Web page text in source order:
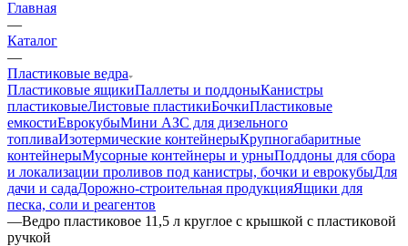
Главная
—
Каталог
—
Пластиковые ведра
Пластиковые ящикиПаллеты и поддоныКанистры
пластиковыеЛистовые пластикиБочкиПластиковые
емкостиЕврокубыМини АЗС для дизельного
топливаИзотермические контейнерыКрупногабаритные
контейнерыМусорные контейнеры и урныПоддоны для сбора
и локализации проливов под канистры, бочки и еврокубыДля
дачи и садаДорожно-строительная продукцияЯщики для
песка, соли и реагентов
—Ведро пластиковое 11,5 л круглое с крышкой с пластиковой
ручкой